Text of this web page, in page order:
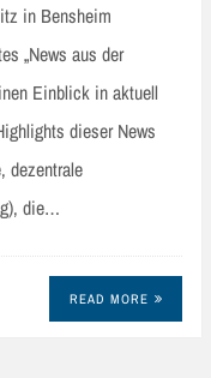
in Bensheim
„News aus der
Einblick in aktuell
dieser News
dezentrale
die…
READ MORE